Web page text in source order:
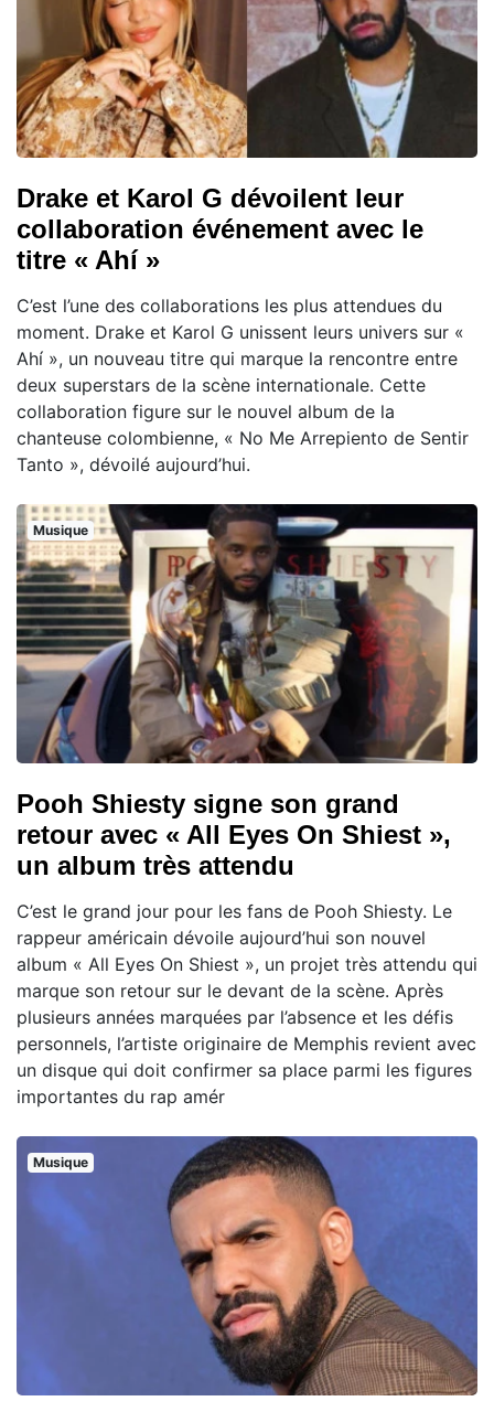
Drake et Karol G dévoilent leur
collaboration événement avec le
titre « Ahí »
C’est l’une des collaborations les plus attendues du
moment. Drake et Karol G unissent leurs univers sur «
Ahí », un nouveau titre qui marque la rencontre entre
deux superstars de la scène internationale. Cette
collaboration figure sur le nouvel album de la
chanteuse colombienne, « No Me Arrepiento de Sentir
Tanto », dévoilé aujourd’hui.
Musique
Pooh Shiesty signe son grand
retour avec « All Eyes On Shiest »,
un album très attendu
C’est le grand jour pour les fans de Pooh Shiesty. Le
rappeur américain dévoile aujourd’hui son nouvel
album « All Eyes On Shiest », un projet très attendu qui
marque son retour sur le devant de la scène. Après
plusieurs années marquées par l’absence et les défis
personnels, l’artiste originaire de Memphis revient avec
un disque qui doit confirmer sa place parmi les figures
importantes du rap amér
Musique